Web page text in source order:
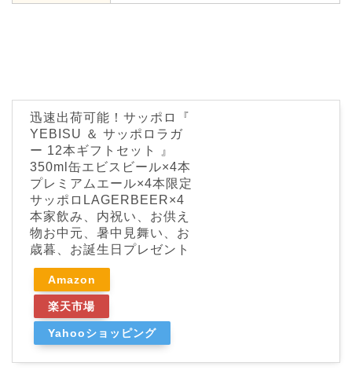
迅速出荷可能！サッポロ『
YEBISU ＆ サッポロラガ
ー 12本ギフトセット 』
350ml缶エビスビール×4本
プレミアムエール×4本限定
サッポロLAGERBEER×4
本家飲み、内祝い、お供え
物お中元、暑中見舞い、お
歳暮、お誕生日プレゼント
Amazon
楽天市場
Yahooショッピング